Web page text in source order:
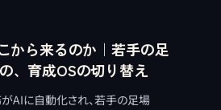
から来るのか｜若手の足
、育成OSの切り替え
AIに自動化され、若手の足場